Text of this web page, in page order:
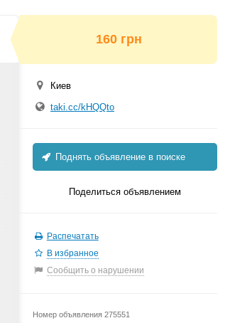
160 грн
Киев
taki.cc/kHQQto
Поднять объявление в поиске
Поделиться объявлением
Распечатать
В избранное
Сообщить о нарушении
Номер объявления 275551